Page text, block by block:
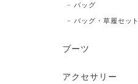
バッグ
バッグ・草履セット
ブーツ
アクセサリー